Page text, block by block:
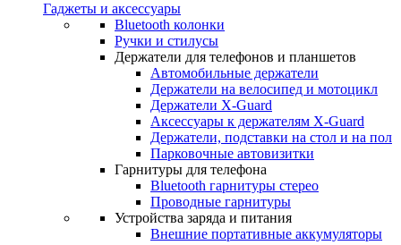
Гаджеты и аксессуары
Bluetooth колонки
Ручки и стилусы
Держатели для телефонов и планшетов
Автомобильные держатели
Держатели на велосипед и мотоцикл
Держатели X-Guard
Аксессуары к держателям X-Guard
Держатели, подставки на стол и на пол
Парковочные автовизитки
Гарнитуры для телефона
Bluetooth гарнитуры стерео
Проводные гарнитуры
Устройства заряда и питания
Внешние портативные аккумуляторы